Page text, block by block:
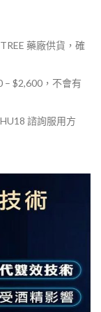
藥廠供貨，確
– $2,600，不會有
諮詢服用方